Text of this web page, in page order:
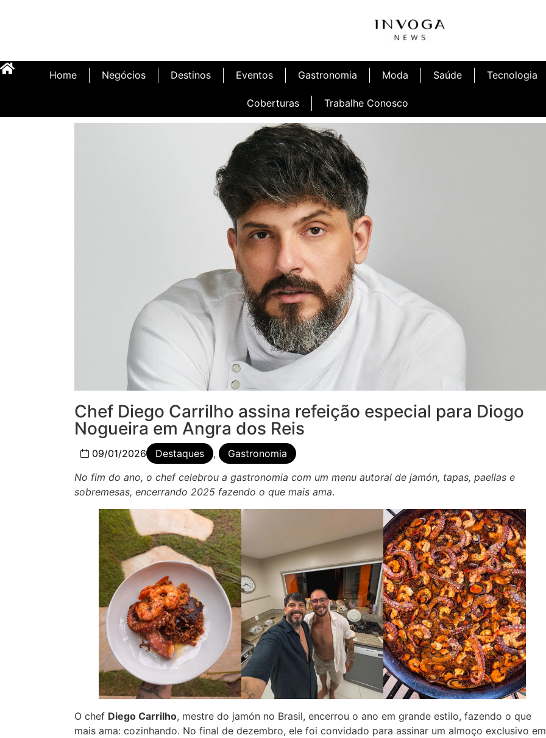
Home Negócios Destinos Eventos Gastronomia Moda Saúde Tecnologia
Coberturas Trabalhe Conosco
Chef Diego Carrilho assina refeição especial para Diogo
Nogueira em Angra dos Reis
09/01/2026 Destaques ,
Gastronomia
No fim do ano, o chef celebrou a gastronomia com um menu autoral de jamón, tapas, paellas e
sobremesas, encerrando 2025 fazendo o que mais ama.
O chef Diego Carrilho, mestre do jamón no Brasil, encerrou o ano em grande estilo, fazendo o que
mais ama: cozinhando. No final de dezembro, ele foi convidado para assinar um almoço exclusivo em
Inauguração Illa Café